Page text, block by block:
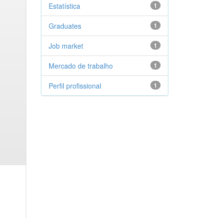
1
Estatística
1
Graduates
1
Job market
1
Mercado de trabalho
1
Perfil profissional